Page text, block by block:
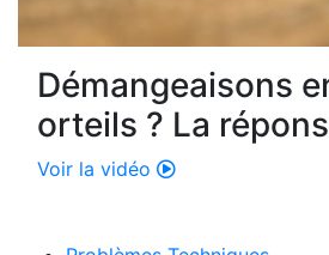
Démangeaisons
orteils ? La
Voir la vidéo